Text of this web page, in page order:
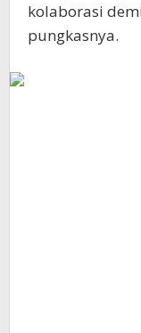
kolaborasi
pungkasnya.